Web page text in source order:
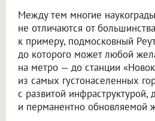
Между тем многие
не отличаются от
к примеру, подмосковный
до которого может любой
на метро — до станции
из самых густонаселенных
с развитой инфраструктурой,
и перманентно обновляемой